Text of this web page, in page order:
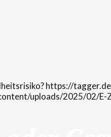
https://
uploads/2025/02/